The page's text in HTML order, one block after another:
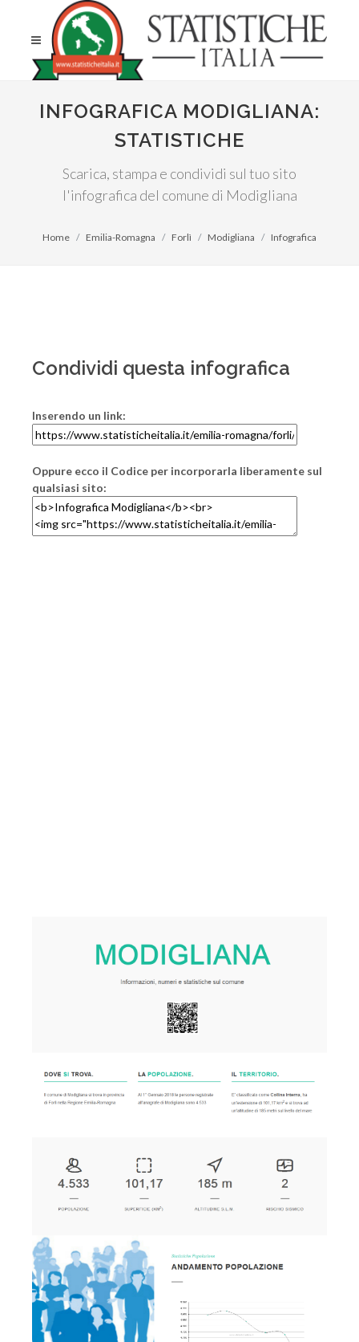
INFOGRAFICA MODIGLIANA:
STATISTICHE
Scarica, stampa e condividi sul tuo sito
l'infografica del comune di Modigliana
Home Emilia-Romagna Forlì Modigliana Infografica
Condividi questa infografica
Inserendo un link:
Oppure ecco il Codice per incorporarla liberamente sul
qualsiasi sito: